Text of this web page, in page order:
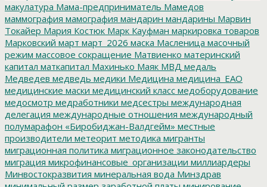
макулатура Мама-предприниматель Мамедов
маммография мамография мандарин мандарины Марвин
Токайер Мария Костюк Марк Кауфман маркировка товаров
Марковский март март_2026 маска Масленица масочный
режим массовое сокращение Матвиенко материнский
капитал маткапитал Махинько Маяк МВД медаль
Медведев медведь медики Медицина медицина_ЕАО
медицинские маски медицинский класс медоборудование
медосмотр медработники медсестры международная
делегация международные отношения международный
полумарафон «Биробиджан-Валдгейм» местные
производители метеорит методика мигранты
миграционная политика миграционное законодательство
миграция микрофинансовые_организации миллиардеры
Минвостокразвития минеральная вода Минздрав